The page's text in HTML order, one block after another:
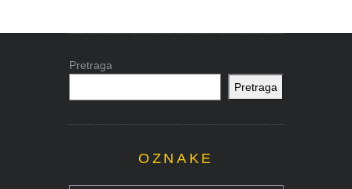
Pretraga
Pretraga
OZNAKE